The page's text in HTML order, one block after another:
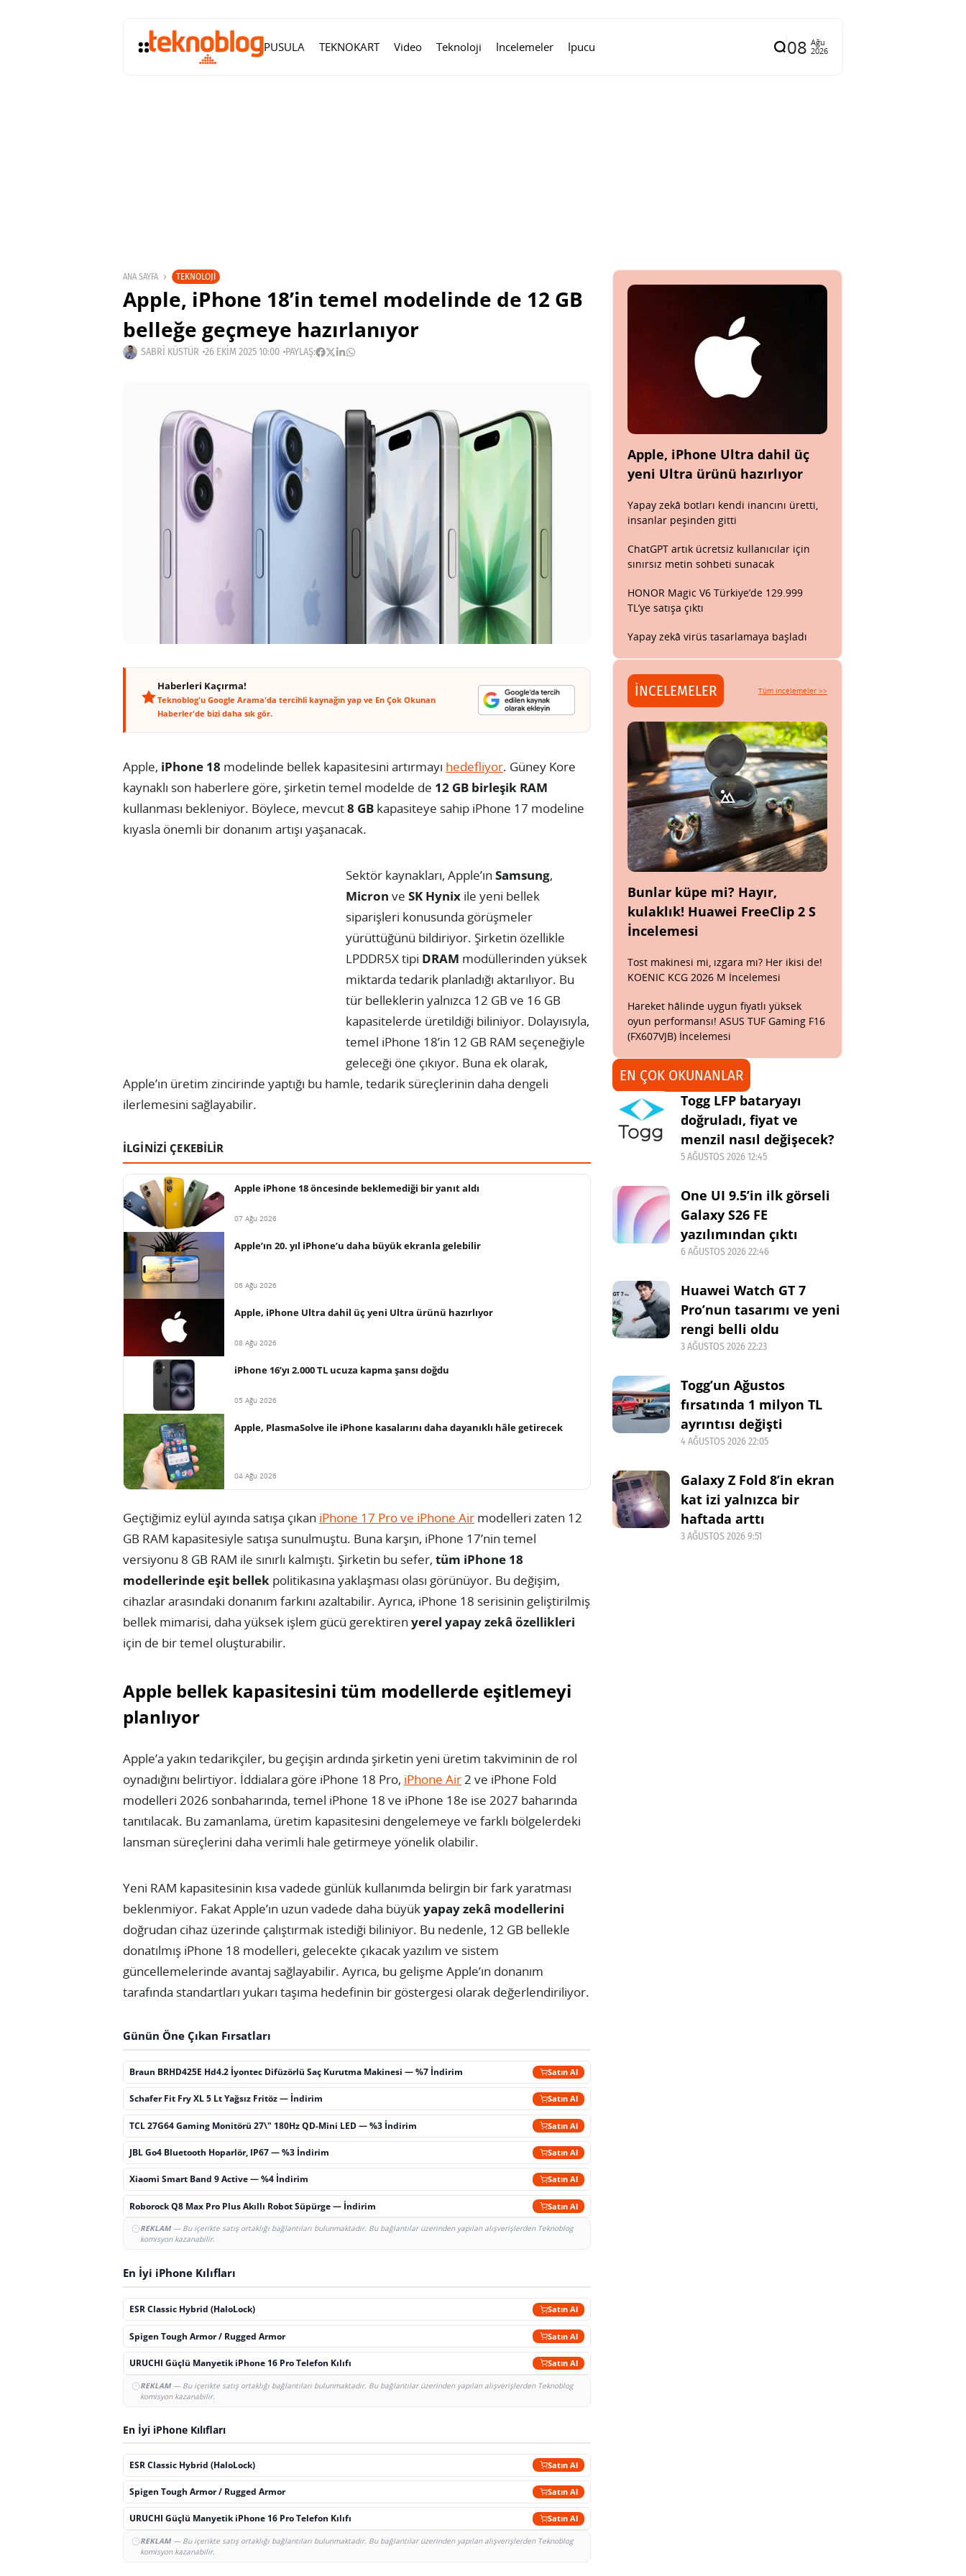
PUSULA TEKNOKART Video Teknoloji İncelemeler İpucu 08 Ağu
2026
ANA SAYFA TEKNOLOJI
Apple, iPhone 18’in temel modelinde de 12 GB
belleğe geçmeye hazırlanıyor
SABRI KÜSTÜR 26 EKIM 2025 10:00 PAYLAŞ:
Haberleri Kaçırma!
Teknoblog'u Google Arama'da tercihli kaynağın yap ve En Çok Okunan
Haberler'de bizi daha sık gör.
Apple, iPhone 18 modelinde bellek kapasitesini artırmayı hedefliyor. Güney Kore
kaynaklı son haberlere göre, şirketin temel modelde de 12 GB birleşik RAM
kullanması bekleniyor. Böylece, mevcut8 GB kapasiteye sahip iPhone 17 modeline
kıyasla önemli bir donanım artışı yaşanacak.
Sektör kaynakları, Apple’ın Samsung,
Micron ve SK Hynix ile yeni bellek
siparişleri konusunda görüşmeler
yürüttüğünü bildiriyor. Şirketin özellikle
LPDDR5X tipi DRAM modüllerinden yüksek
miktarda tedarik planladığı aktarılıyor. Bu
tür belleklerin yalnızca 12 GB ve 16 GB
kapasitelerde üretildiği biliniyor. Dolayısıyla,
temel iPhone 18’in 12 GB RAM seçeneğiyle
geleceği öne çıkıyor. Buna ek olarak,
Apple’ın üretim zincirinde yaptığı bu hamle, tedarik süreçlerinin daha dengeli
ilerlemesini sağlayabilir.
İLGİNİZİ ÇEKEBİLİR
Apple iPhone 18 öncesinde beklemediği bir yanıt aldı
07 Ağu 2026
Apple’ın 20. yıl iPhone’u daha büyük ekranla gelebilir
06 Ağu 2026
Apple, iPhone Ultra dahil üç yeni Ultra ürünü hazırlıyor
08 Ağu 2026
iPhone 16’yı 2.000 TL ucuza kapma şansı doğdu
05 Ağu 2026
Apple, PlasmaSolve ile iPhone kasalarını daha dayanıklı hâle getirecek
04 Ağu 2026
Geçtiğimiz eylül ayında satışa çıkan iPhone 17 Pro ve iPhone Air modelleri zaten 12
GB RAM kapasitesiyle satışa sunulmuştu. Buna karşın, iPhone 17’nin temel
versiyonu 8 GB RAM ile sınırlı kalmıştı. Şirketin bu sefer, tüm iPhone 18
modellerinde eşit bellek politikasına yaklaşması olası görünüyor. Bu değişim,
cihazlar arasındaki donanım farkını azaltabilir. Ayrıca, iPhone 18 serisinin geliştirilmiş
bellek mimarisi, daha yüksek işlem gücü gerektiren yerel yapay zekâ özellikleri
için de bir temel oluşturabilir.
Apple bellek kapasitesini tüm modellerde eşitlemeyi
planlıyor
Apple’a yakın tedarikçiler, bu geçişin ardında şirketin yeni üretim takviminin de rol
oynadığını belirtiyor. İddialara göre iPhone 18 Pro, iPhone Air2 ve iPhone Fold
modelleri 2026 sonbaharında, temel iPhone 18 ve iPhone 18e ise 2027 baharında
tanıtılacak. Bu zamanlama, üretim kapasitesini dengelemeye ve farklı bölgelerdeki
lansman süreçlerini daha verimli hale getirmeye yönelik olabilir.
Yeni RAM kapasitesinin kısa vadede günlük kullanımda belirgin bir fark yaratması
beklenmiyor. Fakat Apple’ın uzun vadede daha büyükyapay zekâ modellerini
doğrudan cihaz üzerinde çalıştırmak istediği biliniyor. Bu nedenle, 12 GB bellekle
donatılmış iPhone 18 modelleri, gelecekte çıkacak yazılım ve sistem
güncellemelerinde avantaj sağlayabilir. Ayrıca, bu gelişme Apple’ın donanım
tarafında standartları yukarı taşıma hedefinin bir göstergesi olarak değerlendiriliyor.
Günün Öne Çıkan Fırsatları
Braun BRHD425E Hd4.2 İyontec Difüzörlü Saç Kurutma Makinesi — %7 İndirim Satın Al
Schafer Fit Fry XL 5 Lt Yağsız Fritöz — İndirim Satın Al
TCL 27G64 Gaming Monitörü 27\" 180Hz QD-Mini LED — %3 İndirim Satın Al
JBL Go4 Bluetooth Hoparlör, IP67 — %3 İndirim Satın Al
Xiaomi Smart Band 9 Active — %4 İndirim Satın Al
Roborock Q8 Max Pro Plus Akıllı Robot Süpürge — İndirim Satın Al
REKLAM— Bu içerikte satış ortaklığı bağlantıları bulunmaktadır. Bu bağlantılar üzerinden yapılan alışverişlerden Teknoblog
komisyon kazanabilir.
En İyi iPhone Kılıfları
ESR Classic Hybrid (HaloLock) Satın Al
Spigen Tough Armor / Rugged Armor Satın Al
URUCHI Güçlü Manyetik iPhone 16 Pro Telefon Kılıfı Satın Al
REKLAM— Bu içerikte satış ortaklığı bağlantıları bulunmaktadır. Bu bağlantılar üzerinden yapılan alışverişlerden Teknoblog
komisyon kazanabilir.
En İyi iPhone Kılıfları
ESR Classic Hybrid (HaloLock) Satın Al
Spigen Tough Armor / Rugged Armor Satın Al
URUCHI Güçlü Manyetik iPhone 16 Pro Telefon Kılıfı Satın Al
REKLAM— Bu içerikte satış ortaklığı bağlantıları bulunmaktadır. Bu bağlantılar üzerinden yapılan alışverişlerden Teknoblog
komisyon kazanabilir.
Apple, iPhone Ultra dahil üç
yeni Ultra ürünü hazırlıyor
Yapay zekâ botları kendi inancını üretti,
insanlar peşinden gitti
ChatGPT artık ücretsiz kullanıcılar için
sınırsız metin sohbeti sunacak
HONOR Magic V6 Türkiye’de 129.999
TL’ye satışa çıktı
Yapay zekâ virüs tasarlamaya başladı
İNCELEMELER Tüm incelemeler >>
Bunlar küpe mi? Hayır,
kulaklık! Huawei FreeClip 2 S
İncelemesi
Tost makinesi mi, ızgara mı? Her ikisi de!
KOENIC KCG 2026 M İncelemesi
Hareket hâlinde uygun fiyatlı yüksek
oyun performansı! ASUS TUF Gaming F16
(FX607VJB) İncelemesi
EN ÇOK OKUNANLAR
Togg LFP bataryayı
doğruladı, fiyat ve
menzil nasıl değişecek?
5 AĞUSTOS 2026 12:45
One UI 9.5’in ilk görseli
Galaxy S26 FE
yazılımından çıktı
6 AĞUSTOS 2026 22:46
Huawei Watch GT 7
Pro’nun tasarımı ve yeni
rengi belli oldu
3 AĞUSTOS 2026 22:23
Togg’un Ağustos
fırsatında 1 milyon TL
ayrıntısı değişti
4 AĞUSTOS 2026 22:05
Galaxy Z Fold 8’in ekran
kat izi yalnızca bir
haftada arttı
3 AĞUSTOS 2026 9:51